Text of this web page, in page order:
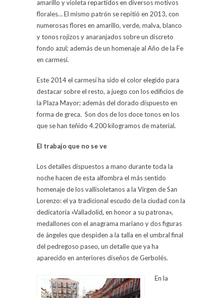
amarillo y violeta repartidos en diversos motivos
florales… El mismo patrón se repitió en 2013, con
numerosas flores en amarillo, verde, malva, blanco
y tonos rojizos y anaranjados sobre un discreto
fondo azul; además de un homenaje al Año de la Fe
en carmesí.
Este 2014 el carmesí ha sido el color elegido para
destacar sobre el resto, a juego con los edificios de
la Plaza Mayor; además del dorado dispuesto en
forma de greca. Son dos de los doce tonos en los
que se han teñido 4.200 kilogramos de material.
El trabajo que no se ve
Los detalles dispuestos a mano durante toda la
noche hacen de esta alfombra el más sentido
homenaje de los vallisoletanos a la Virgen de San
Lorenzo: el ya tradicional escudo de la ciudad con la
dedicatoria «Valladolid, en honor a su patrona»,
medallones con el anagrama mariano y dos figuras
de ángeles que despiden a la talla en el umbral final
del pedregoso paseo, un detalle que ya ha
aparecido en anteriores diseños de Gerbolés.
En la